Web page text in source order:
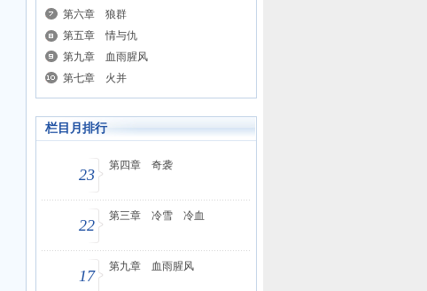
第六章 狼群
第五章 情与仇
第九章 血雨腥风
第七章 火并
栏目月排行
23
第四章 奇袭
22
第三章 冷雪 冷血
17
第九章 血雨腥风